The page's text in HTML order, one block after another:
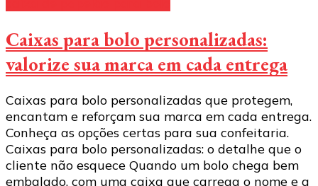
Caixas para bolo personalizadas:
valorize sua marca em cada entrega
Caixas para bolo personalizadas que protegem,
encantam e reforçam sua marca em cada entrega.
Conheça as opções certas para sua confeitaria.
Caixas para bolo personalizadas: o detalhe que o
cliente não esquece Quando um bolo chega bem
embalado, com uma caixa que carrega o nome e a